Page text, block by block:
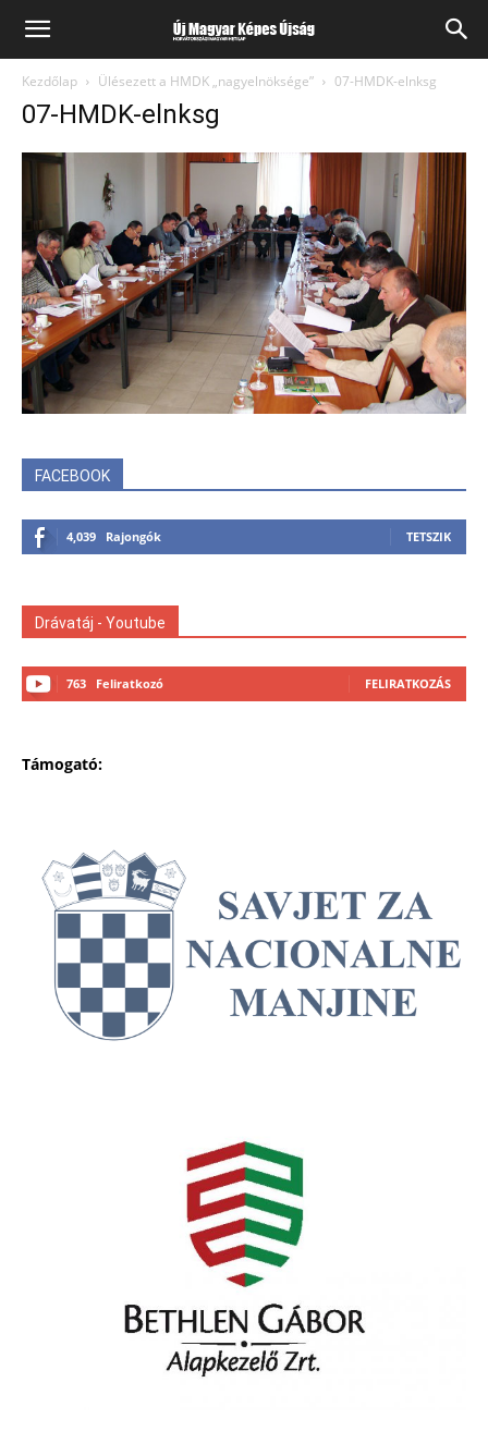
Kezdőlap Ülésezett a HMDK „nagyelnöksége” 07-HMDK-elnksg
07-HMDK-elnksg
FACEBOOK
4,039 Rajongók TETSZIK
Drávatáj - Youtube
763 Feliratkozó FELIRATKOZÁS
Támogató: